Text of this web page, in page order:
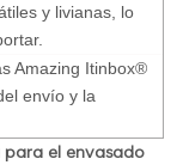
y livianas, lo
Amazing Itinbox®
envío y la
para el envasado